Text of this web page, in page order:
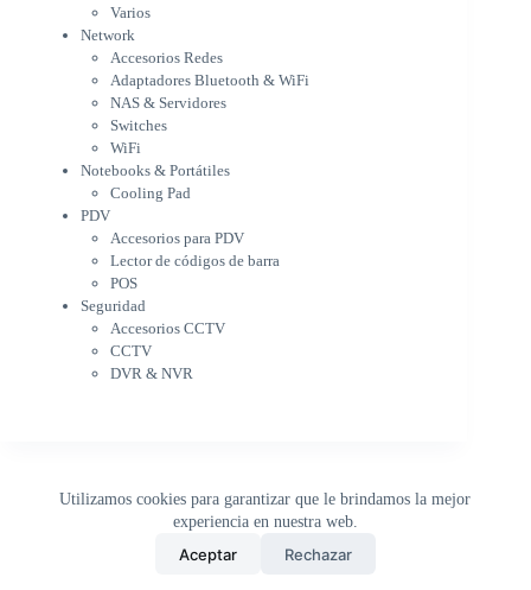
Utilizamos cookies para garantizar que le brindamos la mejor
experiencia en nuestra web.
Aceptar Rechazar
Switches
WiFi
Notebooks & Portátiles
Cargador para notebook
Cooling Pad
PDV
Accesorios para PDV
Lector de códigos de barra
POS
Seguridad
Accesorios CCTV
CCTV
DVR & NVR
Sin categorizar
Varios
Network
Accesorios Redes
Adaptadores Bluetooth & WiFi
NAS & Servidores
Switches
WiFi
Notebooks & Portátiles
Cooling Pad
PDV
Accesorios para PDV
Lector de códigos de barra
POS
Seguridad
Accesorios CCTV
CCTV
DVR & NVR